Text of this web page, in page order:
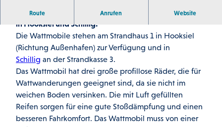
Route Anrufen Website
Wattmobile für den barrierefreien Zugang in das Watt
in Hooksiel und Schillig.
Die Wattmobile stehen am Strandhaus 1 in Hooksiel
(Richtung Außenhafen) zur Verfügung und in
Schillig an der Strandkasse 3.
Das Wattmobil hat drei große profillose Räder, die für
Wattwanderungen geeignet sind, da sie nicht im
weichen Boden versinken. Die mit Luft gefüllten
Reifen sorgen für eine gute Stoßdämpfung und einen
besseren Fahrkomfort. Das Wattmobil muss von einer